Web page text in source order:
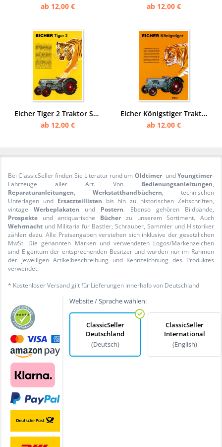
ab 12,00 € ab 12,00 €
Eicher Tiger 2 Traktor Schlepper Reklame Werbung Poster Plakat
ab 12,00 €
Eicher Königstiger Traktor Schlepper Reklame Werbung Poster Plakat
ab 12,00 €
Bei ClassicSeller finden Sie Literatur rund um Oldtimer- undYoungtimer-
Fahrzeuge aller Art. Von Bedienungsanleitungen,
Reparaturanleitungen, Werkstatthandbüchern, technischen
Unterlagen und Ersatzteillisten bis hin zu historischen Zeitschriften,
vintage Werbeplakaten und Postern. Ebenso gehören Bildbände,
Prospekte und antiquarische Bücher zu unserem Sortiment. Auch
Wehrmacht und Militaria für Bastler, Schrauber, Sammler und Historiker
zählen dazu. Alle Preisangaben verstehen sich inklusive der gesetzlichen
MwSt. Die genannten Marken und verwendeten Logos/Markenzeichen
sind Eigentum der entsprechenden Besitzer und wurden nur im Rahmen
der jeweiligen Artikelbeschreibung und Kennzeichnung des Produktes
verwendet.
* Kostenloser Versand gilt für Lieferungen innerhalb von Deutschland
Website / Sprache wählen:
ClassicSeller
Deutschland
(Deutsch)
ClassicSeller
International
(English)